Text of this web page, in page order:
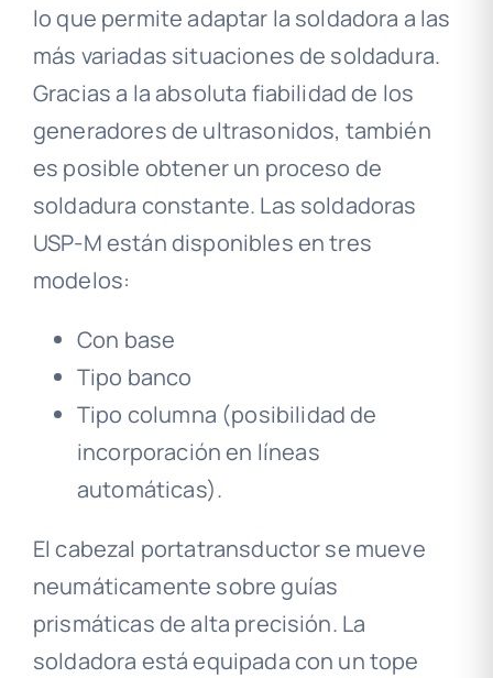
lo que permite adaptar la soldadora a las
más variadas situaciones de soldadura.
Gracias a la absoluta fiabilidad de los
generadores de ultrasonidos, también
es posible obtener un proceso de
soldadura constante. Las soldadoras
USP-M están disponibles en tres
modelos:
Con base
Tipo banco
Tipo columna (posibilidad de
incorporación en líneas
automáticas).
El cabezal portatransductor se mueve
neumáticamente sobre guías
prismáticas de alta precisión. La
soldadora está equipada con un tope